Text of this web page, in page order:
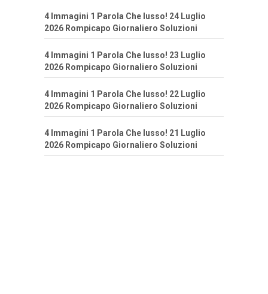
4 Immagini 1 Parola Che lusso! 24 Luglio
2026 Rompicapo Giornaliero Soluzioni
4 Immagini 1 Parola Che lusso! 23 Luglio
2026 Rompicapo Giornaliero Soluzioni
4 Immagini 1 Parola Che lusso! 22 Luglio
2026 Rompicapo Giornaliero Soluzioni
4 Immagini 1 Parola Che lusso! 21 Luglio
2026 Rompicapo Giornaliero Soluzioni